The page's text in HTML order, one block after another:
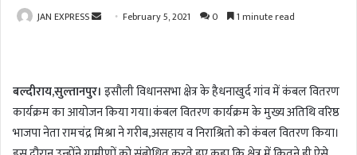
JAN EXPRESS
a
n
e
m
February 5, 2021 0 1 minute read
बल्दीराय,सुल्तानपुर। इसौली विधानसभा क्षेत्र के हैधनाखुर्द गांव में कंबल वितरण
कार्यक्रम का आयोजन किया गया।कंबल वितरण कार्यक्रम के मुख्य अतिथि वरिष्ठ
भाजपा नेता रामचंद्र मिश्रा ने गरीब,असहाय व निराश्रितो को कंबल वितरण किया।